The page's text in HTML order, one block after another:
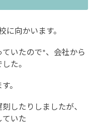
に向かいます。
いたので*、会社から
た。
。
したりしましたが、
ていた